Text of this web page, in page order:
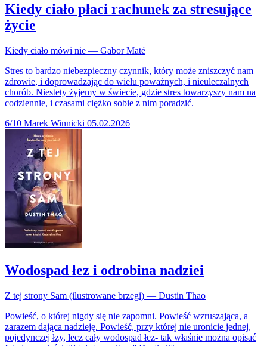
Kiedy ciało płaci rachunek za stresujące
życie
Kiedy ciało mówi nie — Gabor Maté
Stres to bardzo niebezpieczny czynnik, który może zniszczyć nam
zdrowie, i doprowadzając do wielu poważnych, i nieuleczalnych
chorób. Niestety żyjemy w świecie, gdzie stres towarzyszy nam na
codziennie, i czasami ciężko sobie z nim poradzić.
6/10 Marek Winnicki 05.02.2026
Wodospad łez i odrobina nadziei
Z tej strony Sam (ilustrowane brzegi) — Dustin Thao
Powieść, o której nigdy się nie zapomni. Powieść wzruszająca, a
zarazem dająca nadzieję. Powieść, przy której nie uronicie jednej,
pojedynczej łzy, lecz cały wodospad łez- tak właśnie można opisać